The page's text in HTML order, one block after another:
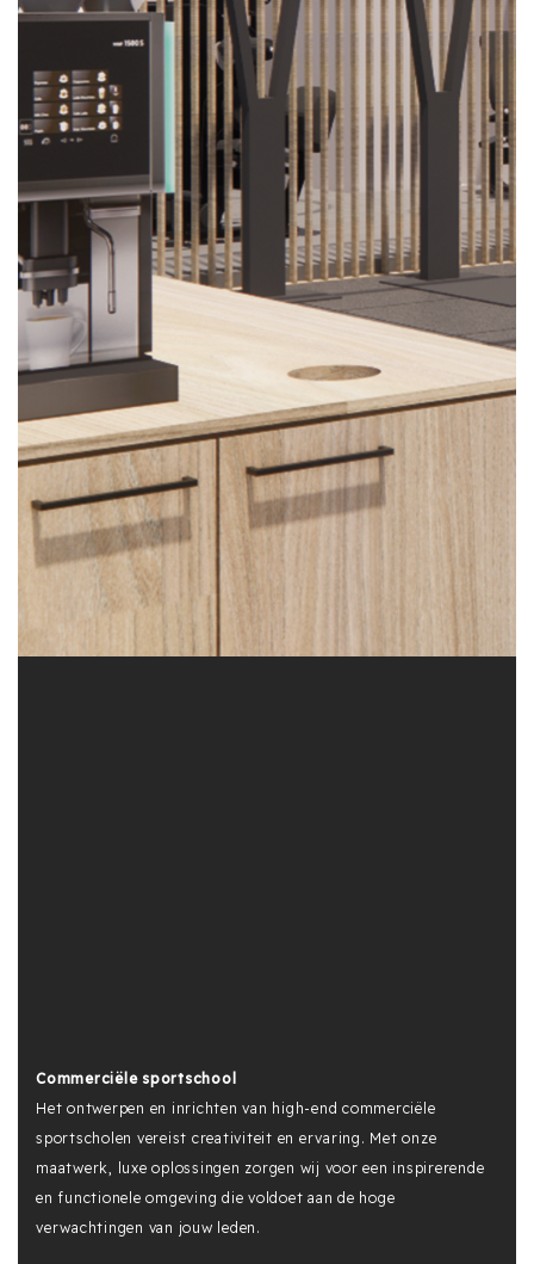
Commerciële sportschool
Het ontwerpen en inrichten van high-end commerciële
sportscholen vereist creativiteit en ervaring. Met onze
maatwerk, luxe oplossingen zorgen wij voor een inspirerende
en functionele omgeving die voldoet aan de hoge
verwachtingen van jouw leden.